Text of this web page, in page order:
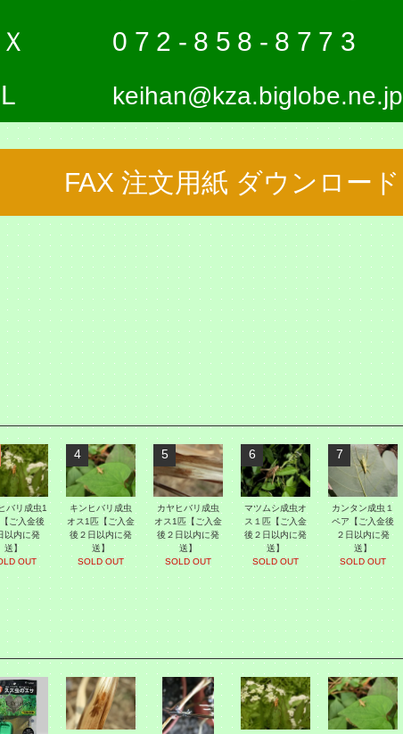
072-858-8773
keihan@kza.biglobe.ne.jp
FAX 注文用紙 ダウンロード
バリ成虫1
ご入金後
以内に発
送】
OUT
4
キンヒバリ成虫
オス1匹【ご入金
後２日以内に発
送】
SOLD OUT
5
カヤヒバリ成虫
オス1匹【ご入金
後２日以内に発
送】
SOLD OUT
6
マツムシ成虫オ
ス１匹【ご入金
後２日以内に発
送】
SOLD OUT
7
カンタン成虫１
ペア【ご入金後
２日以内に発
送】
SOLD OUT